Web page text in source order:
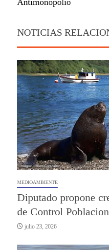
NOTICIAS
MEDIOAMBIENTE
Diputado propone
de Control
julio 23, 2026